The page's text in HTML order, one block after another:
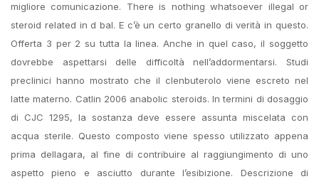
migliore comunicazione. There is nothing whatsoever illegal or
steroid related in d bal. E c’è un certo granello di verità in questo.
Offerta 3 per 2 su tutta la linea. Anche in quel caso, il soggetto
dovrebbe aspettarsi delle difficoltà nell’addormentarsi. Studi
preclinici hanno mostrato che il clenbuterolo viene escreto nel
latte materno. Catlin 2006 anabolic steroids. In termini di dosaggio
di CJC 1295, la sostanza deve essere assunta miscelata con
acqua sterile. Questo composto viene spesso utilizzato appena
prima dellagara, al fine di contribuire al raggiungimento di uno
aspetto pieno e asciutto durante l’esibizione. Descrizione di